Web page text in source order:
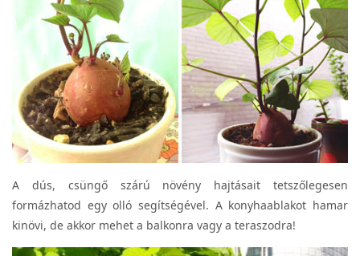
A dús, csüngő szárú növény hajtásait tetszőlegesen
formázhatod egy olló segítségével. A konyhaablakot hamar
kinövi, de akkor mehet a balkonra vagy a teraszodra!